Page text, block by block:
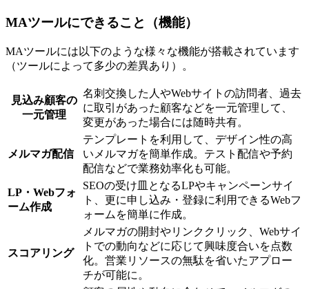
MAツールにできること（機能）
MAツールには以下のような様々な機能が搭載されています
（ツールによって多少の差異あり）。
見込み顧客の
一元管理
名刺交換した人やWebサイトの訪問者、過去
に取引があった顧客などを一元管理して、
変更があった場合には随時共有。
メルマガ配信
テンプレートを利用して、デザイン性の高
いメルマガを簡単作成。テスト配信や予約
配信などで業務効率化も可能。
LP・Webフォ
ーム作成
SEOの受け皿となるLPやキャンペーンサイ
ト、更に申し込み・登録に利用できるWebフ
ォームを簡単に作成。
スコアリング
メルマガの開封やリンククリック、Webサイ
トでの動向などに応じて興味度合いを点数
化。営業リソースの無駄を省いたアプロー
チが可能に。